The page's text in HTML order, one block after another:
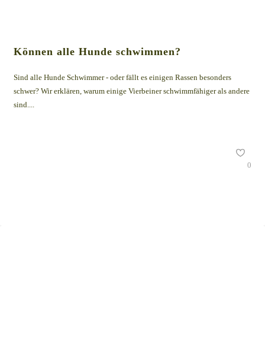
Können alle Hunde schwimmen?
Sind alle Hunde Schwimmer - oder fällt es einigen Rassen besonders
schwer? Wir erklären, warum einige Vierbeiner schwimmfähiger als andere
sind....
0